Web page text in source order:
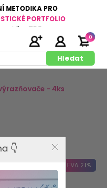
METODIKA PRO
PORTFOLIO
Více ZDE
0
- 4ks
SLEVA 21%
👇